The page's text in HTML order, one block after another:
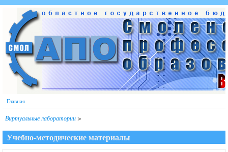
Перейти к основному содержанию
Главная
Виртуальные лаборатории >
Учебно-методические материалы